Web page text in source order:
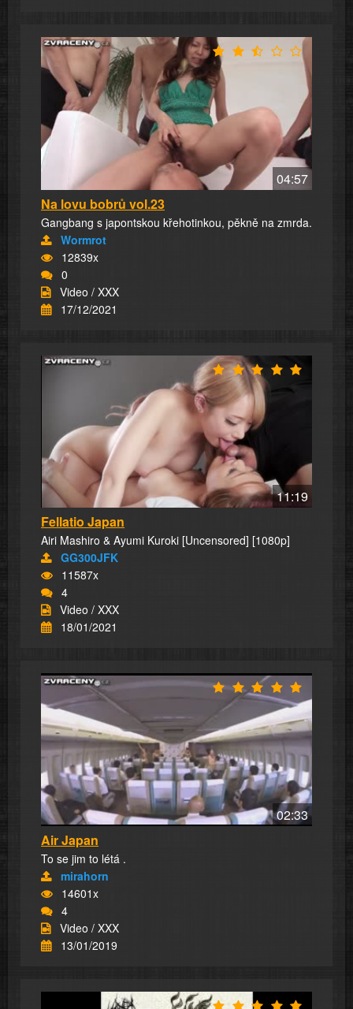
04:57
Na lovu bobrů vol.23
Gangbang s japontskou křehotinkou, pěkně na zmrda.
Wormrot
12839x
0
Video / XXX
17/12/2021
11:19
Fellatio Japan
Airi Mashiro & Ayumi Kuroki [Uncensored] [1080p]
GG300JFK
11587x
4
Video / XXX
18/01/2021
02:33
Air Japan
To se jim to létá .
mirahorn
14601x
4
Video / XXX
13/01/2019